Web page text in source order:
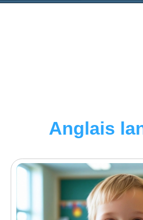
Anglais